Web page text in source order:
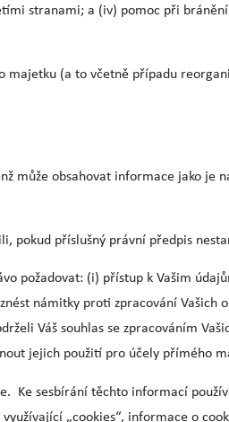
stranami; a (iv) pomoc při
majetku (a to včetně případu
může obsahovat informace jako je
pokud příslušný právní předpis
požadovat: (i) přístup k Vašim
námitky proti zpracování Vašich
Váš souhlas se zpracováním
jejich použití pro účely přímého
Ke sesbírání těchto informací
„cookies“, informace o